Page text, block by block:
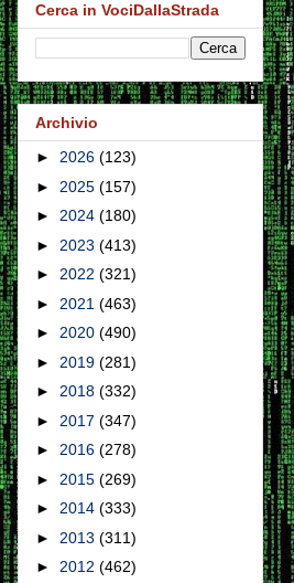
Cerca in VociDallaStrada
Archivio
► 2026 (123)
► 2025 (157)
► 2024 (180)
► 2023 (413)
► 2022 (321)
► 2021 (463)
► 2020 (490)
► 2019 (281)
► 2018 (332)
► 2017 (347)
► 2016 (278)
► 2015 (269)
► 2014 (333)
► 2013 (311)
► 2012 (462)